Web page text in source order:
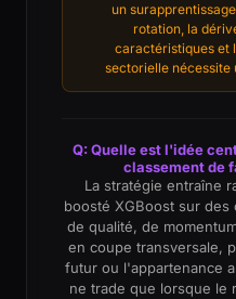
un
rotation, la
caractéristiques et
sectorielle nécessite
Q: Quelle est l'idée
classement de
La stratégie entraîne
boosté XGBoost sur
de qualité, de
en coupe transversale,
futur ou l'appartenance
ne trade que lorsque le